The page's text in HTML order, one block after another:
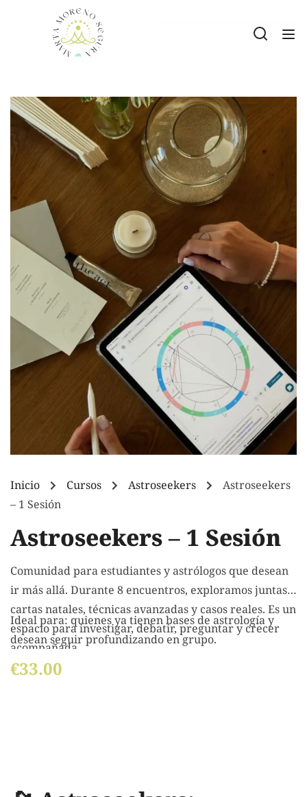
Inicio Cursos Astroseekers
Astroseekers
– 1 Sesión
Astroseekers – 1 Sesión
Comunidad para estudiantes y astrólogos que desean
ir más allá. Durante 8 encuentros, exploramos juntas
cartas natales, técnicas avanzadas y casos reales. Es un
espacio para investigar, debatir, preguntar y crecer
acompañada.
Aquí afinamos la mirada astrológica y cultivamos una
Ideal para: quienes ya tienen bases de astrología y
desean seguir profundizando en grupo.
€33.00